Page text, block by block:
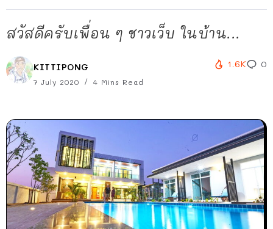
สวัสดีครับเพื่อน ๆ ชาวเว็บ ในบ้าน...
KITTIPONG
7 July 2020 4 Mins Read
1.6K 0